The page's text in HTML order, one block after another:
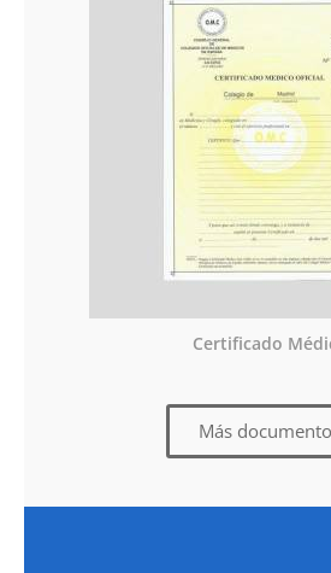
Certificado
Más